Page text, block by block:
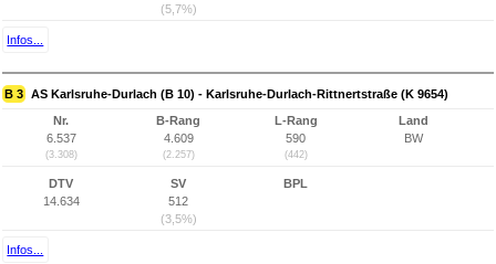
(5,7%)
Infos...
B 3 AS Karlsruhe-Durlach (B 10) - Karlsruhe-Durlach-Rittnertstraße (K 9654)
Nr.
6.537
(3.308)
B-Rang
4.609
(2.257)
L-Rang
590
(442)
Land
BW
DTV
14.634
SV
512
(3,5%)
BPL
Infos...